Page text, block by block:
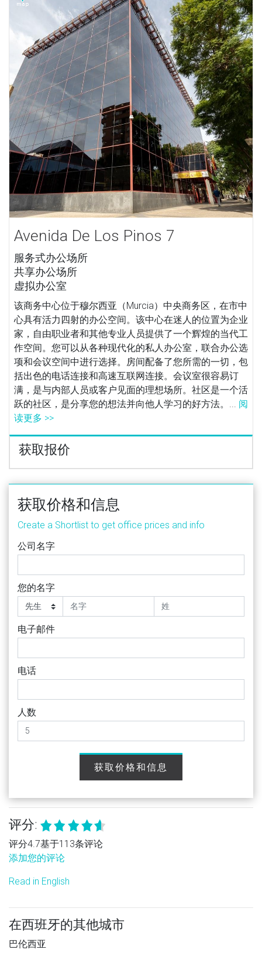
Avenida De Los Pinos 7
服务式办公场所
共享办公场所
虚拟办公室
该商务中心位于穆尔西亚（Murcia）中央商务区，在市中
心具有活力四射的办公空间。该中心在迷人的位置为企业
家，自由职业者和其他专业人员提供了一个辉煌的当代工
作空间。您可以从各种现代化的私人办公室，联合办公选
项和会议空间中进行选择。房间配备了您所需的一切，包
括出色的电话连接和高速互联网连接。会议室很容易订
满，是与内部人员或客户见面的理想场所。社区是一个活
跃的社区，是分享您的想法并向他人学习的好方法。... 阅
读更多 >>
获取报价
获取价格和信息
Create a Shortlist to get office prices and info
公司名字
您的名字
电子邮件
电话
人数
获取价格和信息
评分:
评分4.7基于113条评论
添加您的评论
Read in English
在西班牙的其他城市
巴伦西亚